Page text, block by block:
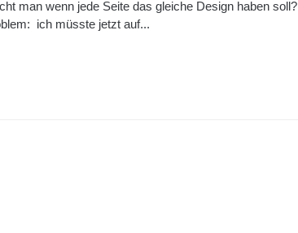
man wenn jede Seite das gleiche Design haben soll?
ich müsste jetzt auf...